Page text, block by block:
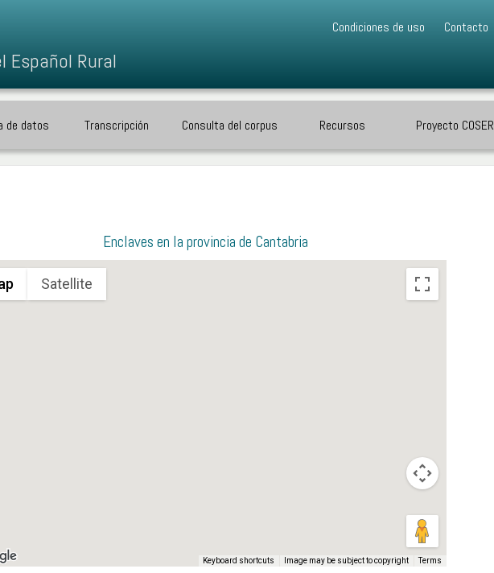
Español Rural
Condiciones de uso Contacto
de datos Transcripción Consulta del corpus Recursos Proyecto COSER
Enclaves en la provincia de Cantabria
Satellite
Keyboard shortcuts Image may be subject to copyright Terms